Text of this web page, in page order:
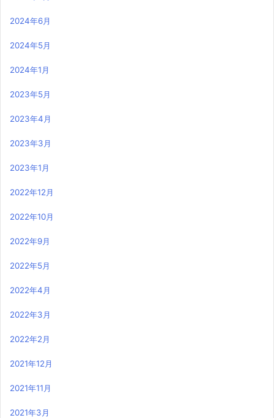
2024年6月
2024年5月
2024年1月
2023年5月
2023年4月
2023年3月
2023年1月
2022年12月
2022年10月
2022年9月
2022年5月
2022年4月
2022年3月
2022年2月
2021年12月
2021年11月
2021年3月